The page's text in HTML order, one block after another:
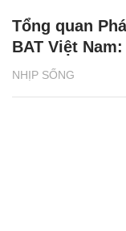
NHỊP SỐNG
Tổng quan
BAT Việt